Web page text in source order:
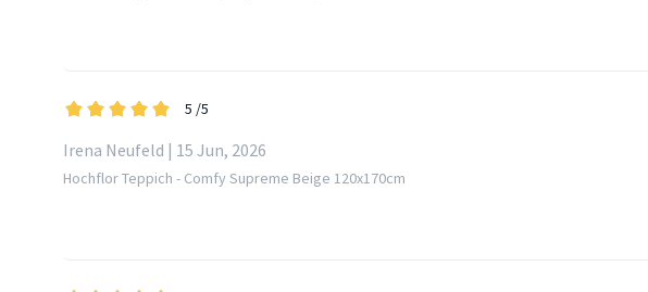
5 /5
Irena Neufeld | 15 Jun, 2026
Hochflor Teppich - Comfy Supreme Beige 120x170cm